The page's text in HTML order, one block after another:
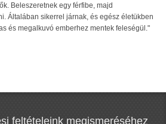
Beleszeretnek egy férfibe, majd
Általában sikerrel járnak, és egész életükben
és megalkuvó emberhez mentek feleségül."
feltételeink megismeréséhez